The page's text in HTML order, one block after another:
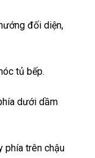
đối diện,
tủ bếp.
dưới dầm
phía trên chậu